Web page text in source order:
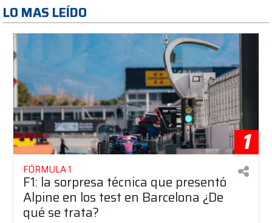
LO MAS LEÍDO
1
FÓRMULA 1
F1: la sorpresa técnica que presentó
Alpine en los test en Barcelona ¿De
qué se trata?